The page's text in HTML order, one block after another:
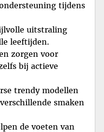
tijdens
uitstraling
leeftijden.
zorgen voor
bij actieve
trendy modellen
smaken
de voeten van